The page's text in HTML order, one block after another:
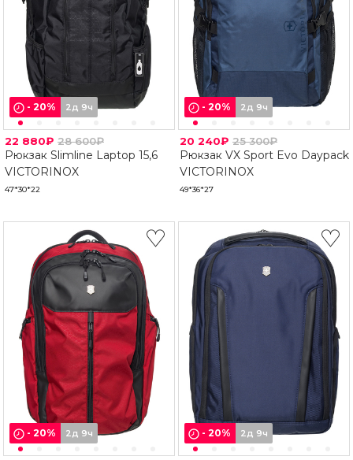
- 20% 2д 9ч
22 880₽ 28 600₽
Рюкзак Slimline Laptop 15,6
VICTORINOX
47*30*22
- 20% 2д 9ч
20 240₽ 25 300₽
Рюкзак VX Sport Evo Daypack
VICTORINOX
49*36*27
- 20% 2д 9ч - 20% 2д 9ч